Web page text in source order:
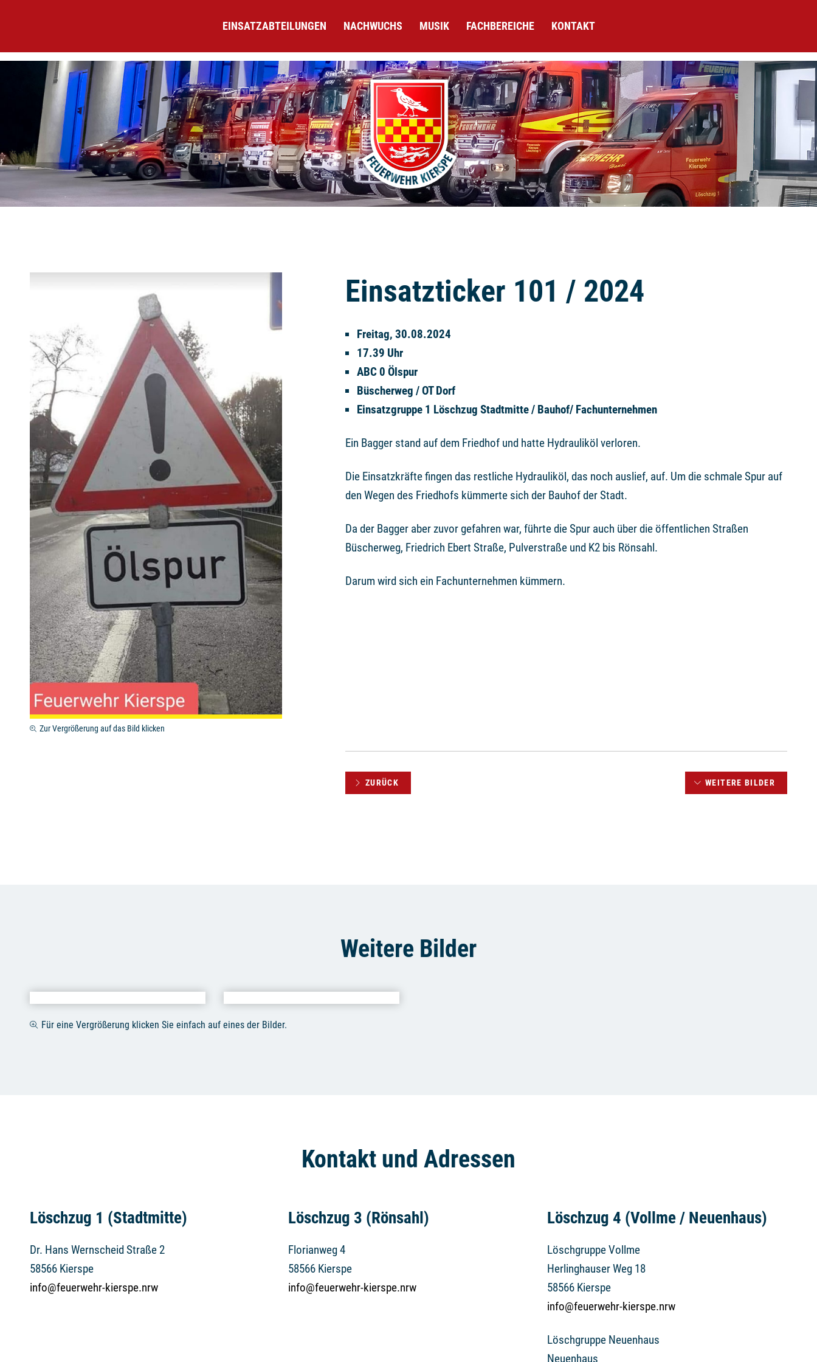
EINSATZABTEILUNGEN NACHWUCHS MUSIK FACHBEREICHE KONTAKT
Zur Vergrößerung auf das Bild klicken
Einsatzticker 101 / 2024
Freitag, 30.08.2024
17.39 Uhr
ABC 0 Ölspur
Büscherweg / OT Dorf
Einsatzgruppe 1 Löschzug Stadtmitte / Bauhof/ Fachunternehmen
Ein Bagger stand auf dem Friedhof und hatte Hydrauliköl verloren.
Die Einsatzkräfte fingen das restliche Hydrauliköl, das noch auslief, auf. Um die schmale Spur auf
den Wegen des Friedhofs kümmerte sich der Bauhof der Stadt.
Da der Bagger aber zuvor gefahren war, führte die Spur auch über die öffentlichen Straßen
Büscherweg, Friedrich Ebert Straße, Pulverstraße und K2 bis Rönsahl.
Darum wird sich ein Fachunternehmen kümmern.
ZURÜCK WEITERE BILDER
Weitere Bilder
Für eine Vergrößerung klicken Sie einfach auf eines der Bilder.
Kontakt und Adressen
Löschzug 1 (Stadtmitte)
Dr. Hans Wernscheid Straße 2
58566 Kierspe
info@feuerwehr-kierspe.nrw
Löschzug 3 (Rönsahl)
Florianweg 4
58566 Kierspe
info@feuerwehr-kierspe.nrw
Löschzug 4 (Vollme / Neuenhaus)
Löschgruppe Vollme
Herlinghauser Weg 18
58566 Kierspe
info@feuerwehr-kierspe.nrw
Löschgruppe Neuenhaus
Neuenhaus